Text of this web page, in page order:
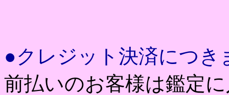
●クレジット決済につき
前払いのお客様は鑑定